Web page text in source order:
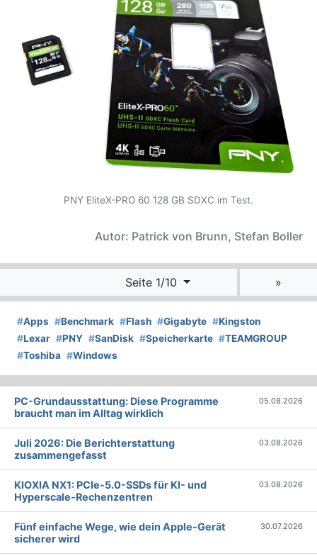
PNY EliteX-PRO 60 128 GB SDXC im Test.
Autor: Patrick von Brunn, Stefan Boller
Seite 1/10 »
#Apps #Benchmark #Flash #Gigabyte #Kingston
#Lexar #PNY #SanDisk #Speicherkarte #TEAMGROUP
#Toshiba #Windows
PC-Grundausstattung: Diese Programme
braucht man im Alltag wirklich
05.08.2026
Juli 2026: Die Bericht­erstattung
zusammengefasst
03.08.2026
KIOXIA NX1: PCIe-5.0-SSDs für KI- und
Hyperscale-Rechenzentren
03.08.2026
Fünf einfache Wege, wie dein Apple-Gerät
sicherer wird
30.07.2026